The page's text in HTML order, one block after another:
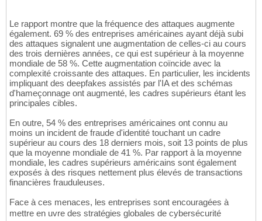
Le rapport montre que la fréquence des attaques augmente
également. 69 % des entreprises américaines ayant déjà subi
des attaques signalent une augmentation de celles-ci au cours
des trois dernières années, ce qui est supérieur à la moyenne
mondiale de 58 %. Cette augmentation coïncide avec la
complexité croissante des attaques. En particulier, les incidents
impliquant des deepfakes assistés par l'IA et des schémas
d'hameçonnage ont augmenté, les cadres supérieurs étant les
principales cibles.
En outre, 54 % des entreprises américaines ont connu au
moins un incident de fraude d'identité touchant un cadre
supérieur au cours des 18 derniers mois, soit 13 points de plus
que la moyenne mondiale de 41 %. Par rapport à la moyenne
mondiale, les cadres supérieurs américains sont également
exposés à des risques nettement plus élevés de transactions
financières frauduleuses.
Face à ces menaces, les entreprises sont encouragées à
mettre en uvre des stratégies globales de cybersécurité